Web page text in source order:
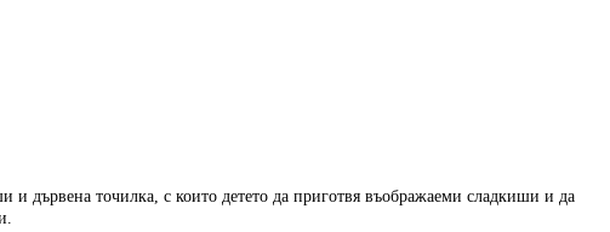
дървена точилка, с които детето да приготвя въображаеми сладкиши и да